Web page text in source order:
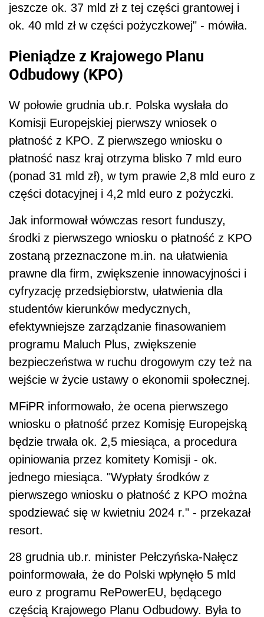
jeszcze ok. 37 mld zł z tej części grantowej i
ok. 40 mld zł w części pożyczkowej" - mówiła.
Pieniądze z Krajowego Planu
Odbudowy (KPO)
W połowie grudnia ub.r. Polska wysłała do
Komisji Europejskiej pierwszy wniosek o
płatność z KPO. Z pierwszego wniosku o
płatność nasz kraj otrzyma blisko 7 mld euro
(ponad 31 mld zł), w tym prawie 2,8 mld euro z
części dotacyjnej i 4,2 mld euro z pożyczki.
Jak informował wówczas resort funduszy,
środki z pierwszego wniosku o płatność z KPO
zostaną przeznaczone m.in. na ułatwienia
prawne dla firm, zwiększenie innowacyjności i
cyfryzację przedsiębiorstw, ułatwienia dla
studentów kierunków medycznych,
efektywniejsze zarządzanie finasowaniem
programu Maluch Plus, zwiększenie
bezpieczeństwa w ruchu drogowym czy też na
wejście w życie ustawy o ekonomii społecznej.
MFiPR informowało, że ocena pierwszego
wniosku o płatność przez Komisję Europejską
będzie trwała ok. 2,5 miesiąca, a procedura
opiniowania przez komitety Komisji - ok.
jednego miesiąca. "Wypłaty środków z
pierwszego wniosku o płatność z KPO można
spodziewać się w kwietniu 2024 r." - przekazał
resort.
28 grudnia ub.r. minister Pełczyńska-Nałęcz
poinformowała, że do Polski wpłynęło 5 mld
euro z programu RePowerEU, będącego
częścią Krajowego Planu Odbudowy. Była to